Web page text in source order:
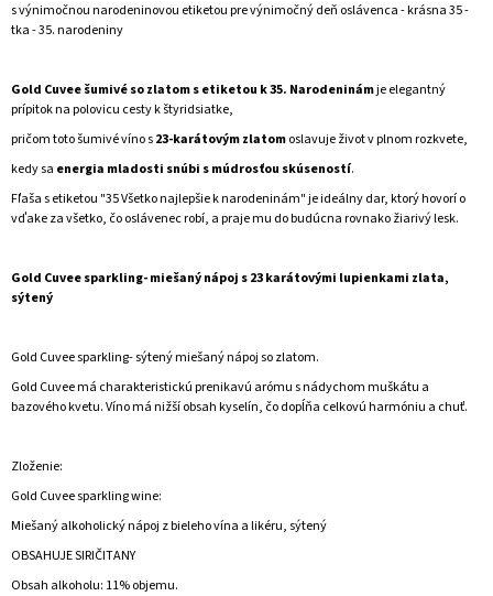
s výnimočnou narodeninovou etiketou pre výnimočný deň oslávenca - krásna 35 -
tka - 35. narodeniny
Gold Cuvee šumivé so zlatom s etiketou k 35. Narodeninámje elegantný
prípitok na polovicu cesty k štyridsiatke,
pričom toto šumivé víno s23-karátovým zlatomoslavuje život v plnom rozkvete,
kedy sa energia mladosti snúbi s múdrosťou skúseností.
Fľaša s etiketou "35 Všetko najlepšie k narodeninám" je ideálny dar, ktorý hovorí o
vďake za všetko, čo oslávenec robí, a praje mu do budúcna rovnako žiarivý lesk.
Gold Cuvee sparkling- miešaný nápoj s 23 karátovými lupienkami zlata,
sýtený
Gold Cuvee sparkling- sýtený miešaný nápoj so zlatom.
Gold Cuvee má charakteristickú prenikavú arómu s nádychom muškátu a
bazového kvetu. Víno má nižší obsah kyselín, čo dopĺňa celkovú harmóniu a chuť.
Zloženie:
Gold Cuvee sparkling wine:
Miešaný alkoholický nápoj z bieleho vína a likéru, sýtený
OBSAHUJE SIRIČITANY
Obsah alkoholu: 11% objemu.